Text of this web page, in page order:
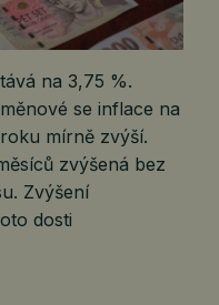
na 3,75 %.
se inflace na
mírně zvýší.
zvýšená bez
Zvýšení
dosti